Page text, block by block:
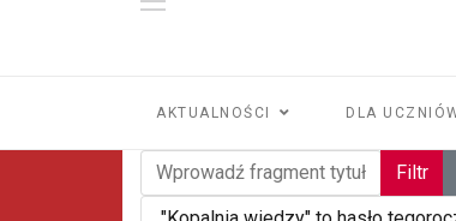
AKTUALNOŚCI DLA
Wprowadź fragment tytułu
Filtr